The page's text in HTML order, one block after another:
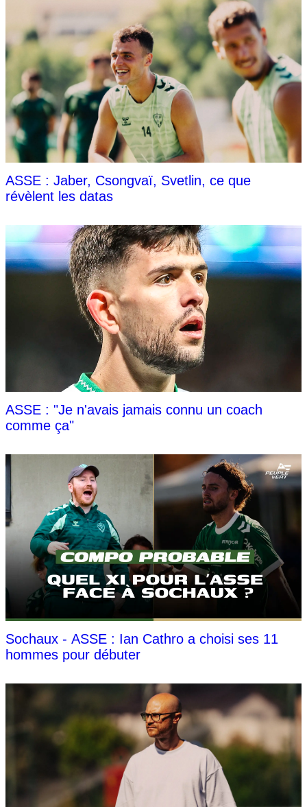
ASSE : Jaber, Csongvaï, Svetlin, ce que
révèlent les datas
ASSE : "Je n'avais jamais connu un coach
comme ça"
Sochaux - ASSE : Ian Cathro a choisi ses 11
hommes pour débuter